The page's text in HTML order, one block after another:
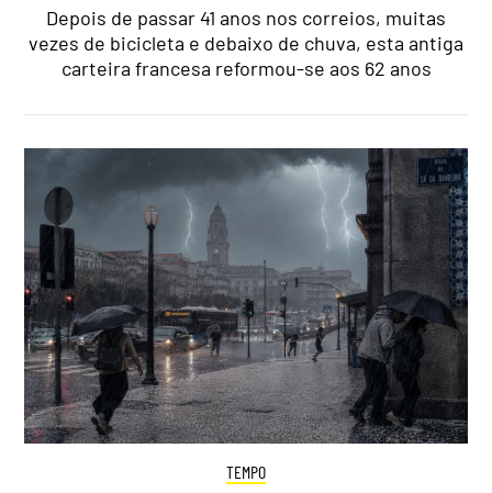
Depois de passar 41 anos nos correios, muitas
vezes de bicicleta e debaixo de chuva, esta antiga
carteira francesa reformou-se aos 62 anos
TEMPO